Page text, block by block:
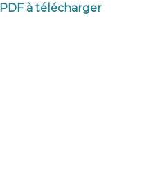
PDF à télécharger